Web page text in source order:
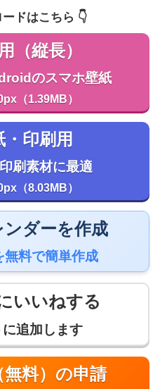
ドはこちら 👇️
（縦長）
のスマホ壁紙
（1.39MB）
・印刷用
刷素材に最適
（8.03MB）
ダーを作成
料で簡単作成
いいねする
追加します
無料）の申請